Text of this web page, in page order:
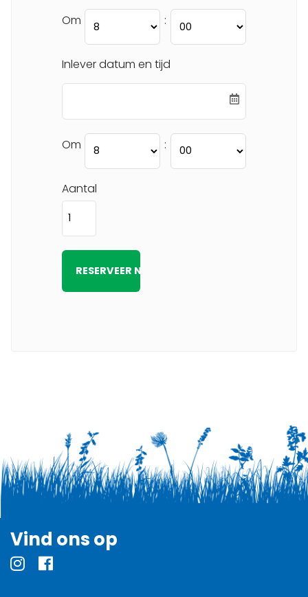
Om :
Inlever datum en tijd
Om :
Aantal
Vind ons op